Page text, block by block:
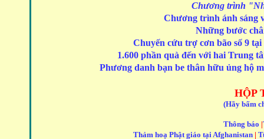
Chương trình
Chương trình ánh sáng
Những bước
Chuyến cứu trợ cơn bão số 9
1.600 phần quà đến với hai Trung
Phương danh bạn be thân hữu ủng hộ
HỘP
(Hãy bấm
Thông báo |
Thảm hoạ Phật giáo tại Afghanistan|